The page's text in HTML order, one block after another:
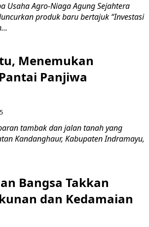
Usaha Agro-Niaga Agung Sejahtera
produk baru bertajuk “Investasi
Menemukan
Panjiwa
tambak dan jalan tanah yang
Kandanghaur, Kabupaten Indramayu,
Bangsa Takkan
dan Kedamaian